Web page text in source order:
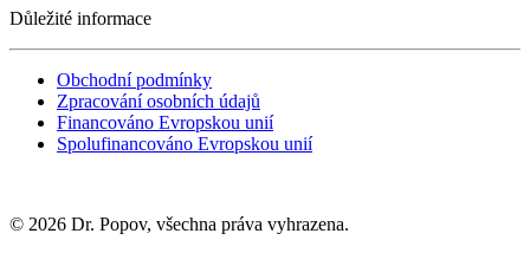
Důležité informace
Obchodní podmínky
Zpracování osobních údajů
Financováno Evropskou unií
Spolufinancováno Evropskou unií
© 2026 Dr. Popov, všechna práva vyhrazena.